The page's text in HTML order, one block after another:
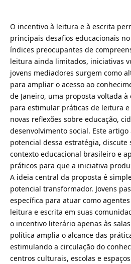
O incentivo à leitura e à escrita
principais desafios educacionais
índices preocupantes de
leitura ainda limitados, iniciativas
jovens mediadores surgem como
para ampliar o acesso ao
de Janeiro, uma proposta voltada à
para estimular práticas de leitura
novas reflexões sobre educação,
desenvolvimento social. Este
potencial dessa estratégia, discute
contexto educacional brasileiro e
práticos para que a iniciativa
A ideia central da proposta é
potencial transformador. Jovens
específica para atuar como
leitura e escrita em suas
o incentivo literário apenas às
política amplia o alcance das
estimulando a circulação do
centros culturais, escolas e